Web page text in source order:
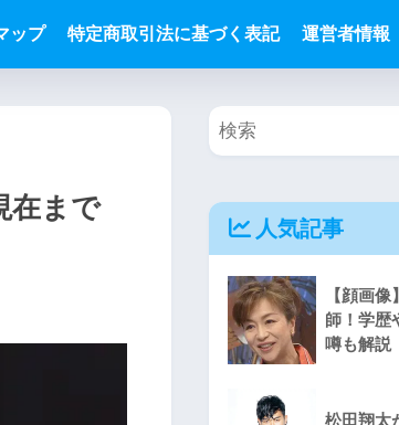
ップ 特定商取引法に基づく表記 運営者情報
在まで
人気記事
【顔画
師！学歴
噂も解説
松田翔太